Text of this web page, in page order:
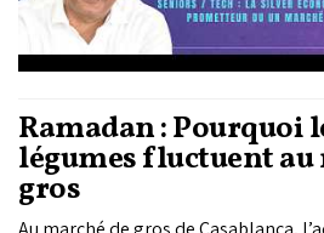
Ramadan : Pourquoi
légumes fluctuent au
gros